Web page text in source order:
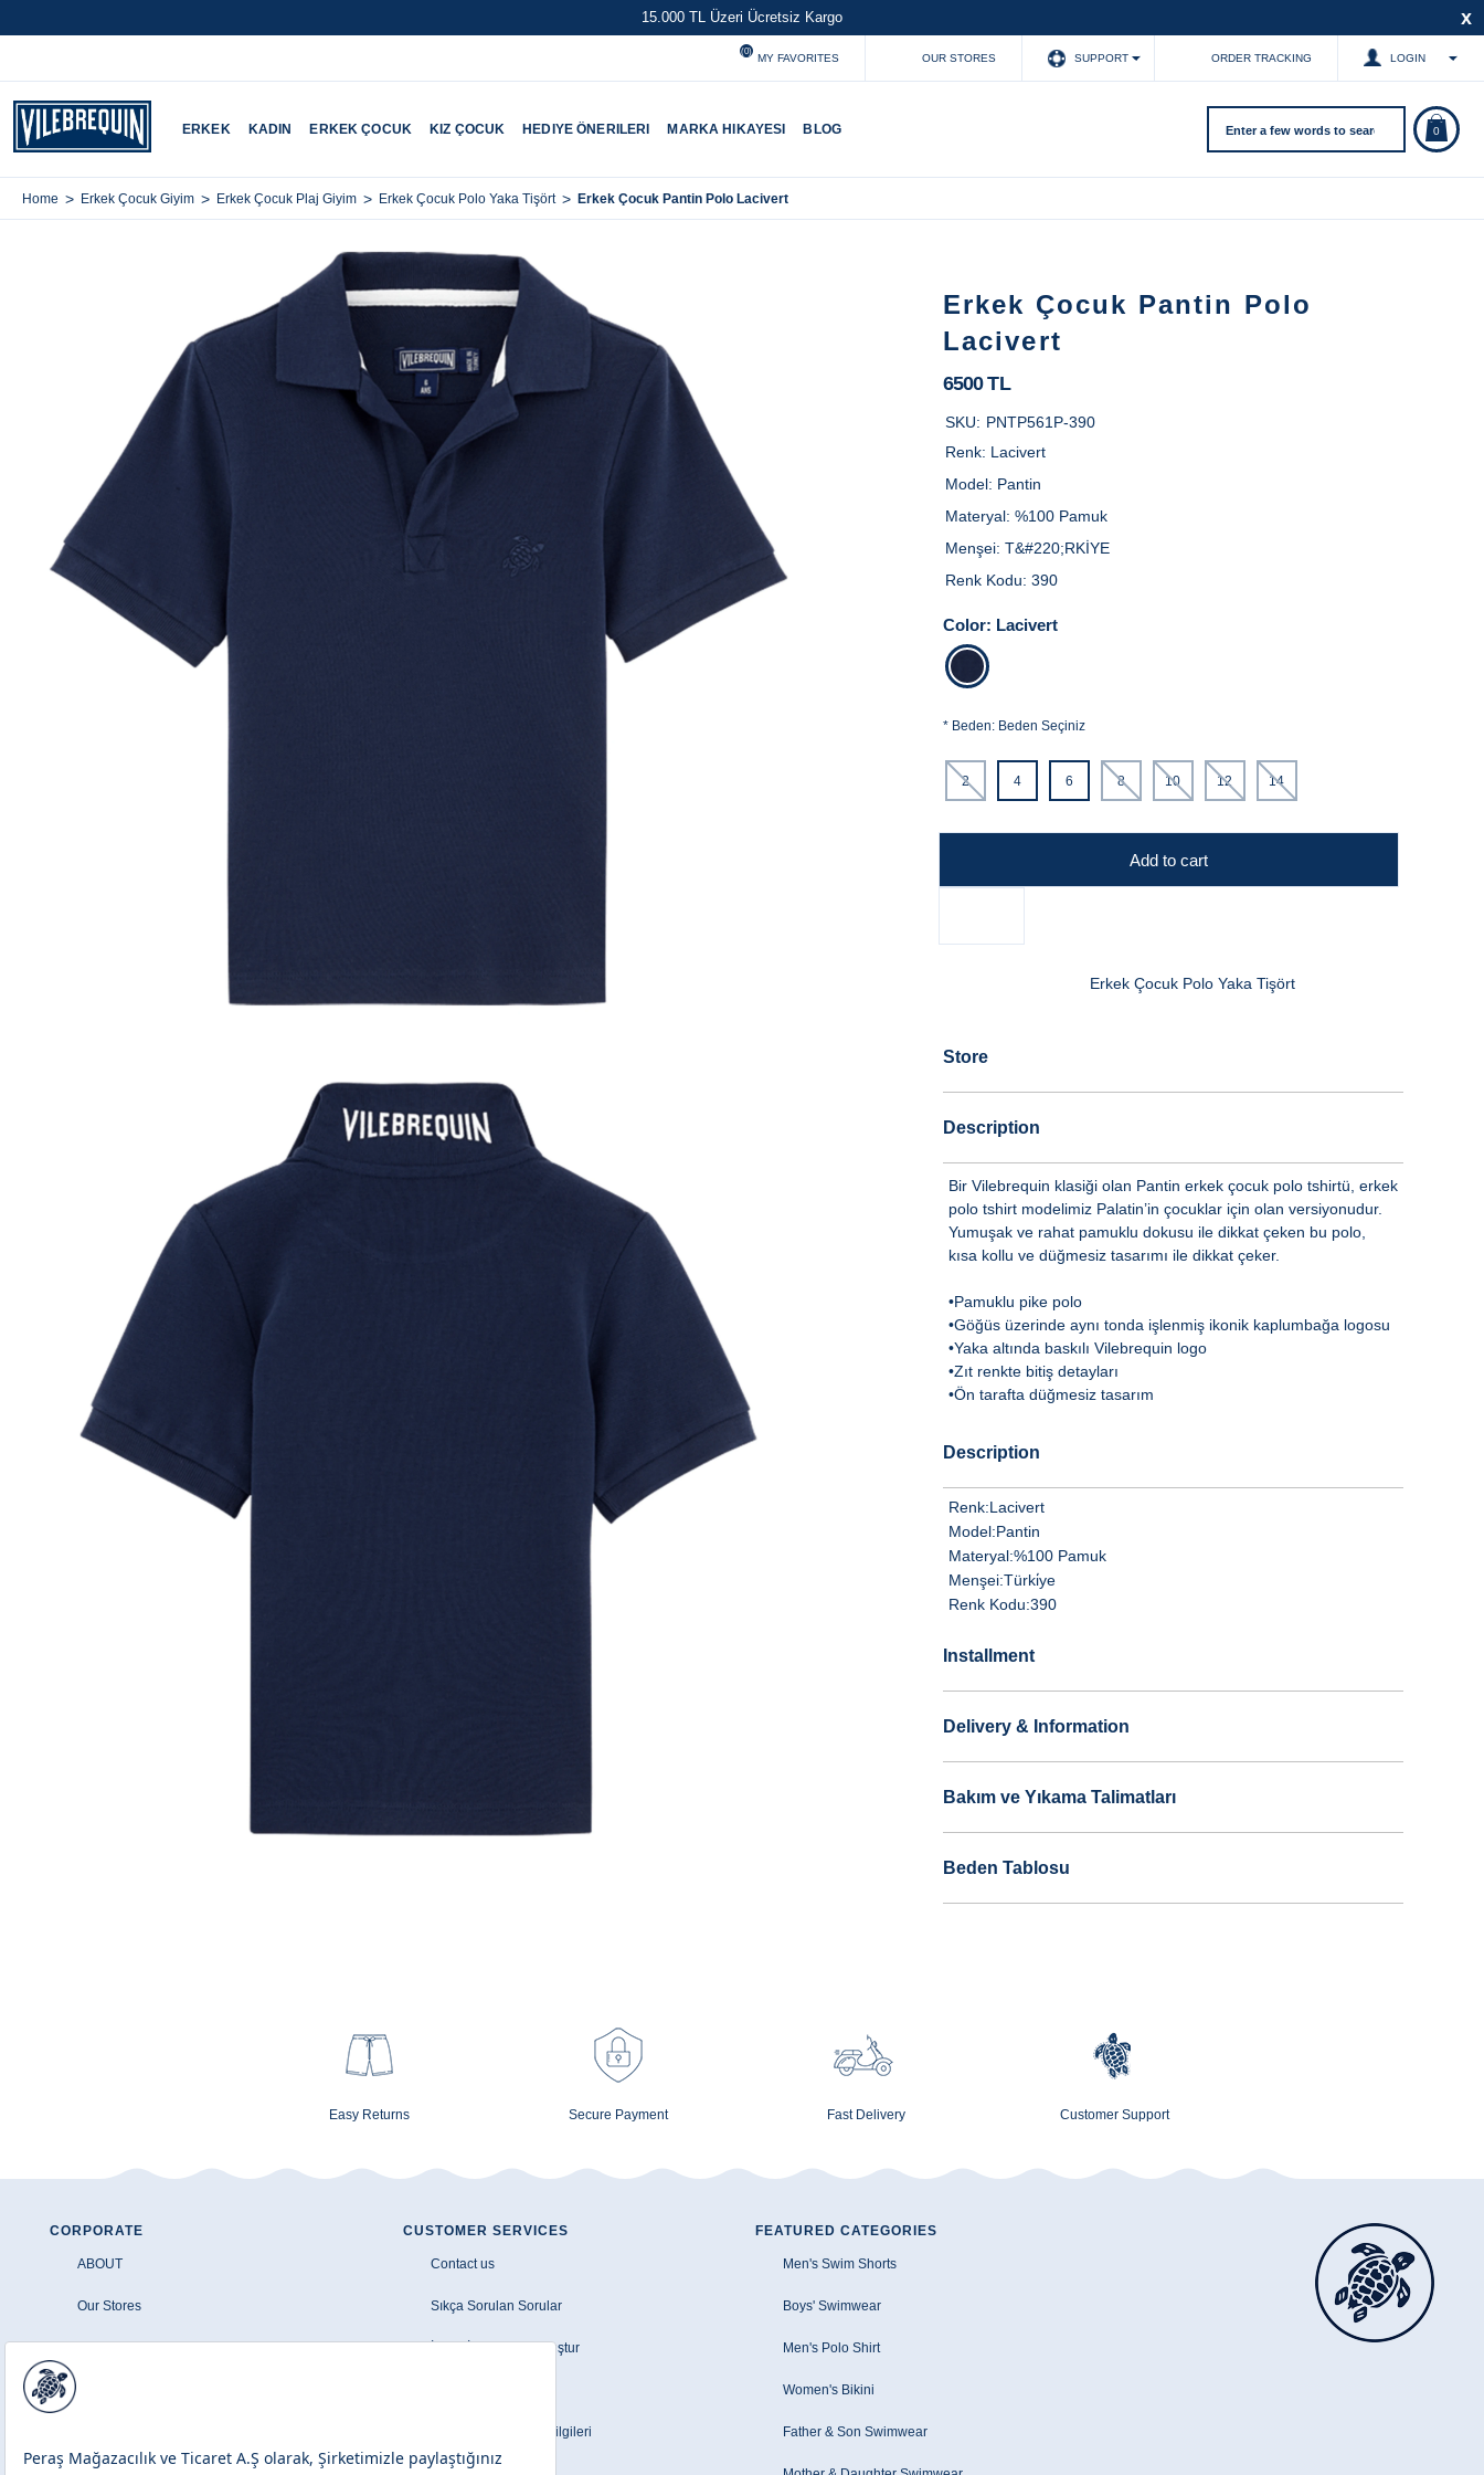
15.000 TL Üzeri Ücretsiz Kargo x
MY FAVORITES
(0)
OUR STORES SUPPORT ORDER TRACKING LOGIN
ERKEK KADIN ERKEK ÇOCUK KIZ ÇOCUK HEDIYE ÖNERILERI MARKA HIKAYESI BLOG 0
Home > Erkek Çocuk Giyim > Erkek Çocuk Plaj Giyim > Erkek Çocuk Polo Yaka Tişört > Erkek Çocuk Pantin Polo Lacivert
Erkek Çocuk Pantin Polo
Lacivert
6500 TL
SKU: PNTP561P-390
Renk: Lacivert
Model: Pantin
Materyal:%100 Pamuk
Menşei:T&#220;RKİYE
Renk Kodu:390
Color: Lacivert
*Beden: Beden Seçiniz
2 4 6 8 10 12 14
Add to cart
Erkek Çocuk Polo Yaka Tişört
Store
Description
Bir Vilebrequin klasiği olan Pantin erkek çocuk polo tshirtü, erkek
polo tshirt modelimiz Palatin’in çocuklar için olan versiyonudur.
Yumuşak ve rahat pamuklu dokusu ile dikkat çeken bu polo,
kısa kollu ve düğmesiz tasarımı ile dikkat çeker.
•Pamuklu pike polo
•Göğüs üzerinde aynı tonda işlenmiş ikonik kaplumbağa logosu
•Yaka altında baskılı Vilebrequin logo
•Zıt renkte bitiş detayları
•Ön tarafta düğmesiz tasarım
Description
Renk:Lacivert
Model:Pantin
Materyal:%100 Pamuk
Menşei:Türki̇ye
Renk Kodu:390
Installment
Delivery & Information
Bakım ve Yıkama Talimatları
Beden Tablosu
Easy Returns Secure Payment Fast Delivery Customer Support
CORPORATE
ABOUT
Our Stores
CUSTOMER SERVICES
Contact us
Sıkça Sorulan Sorular
İptal - İade Talebi Oluştur
Banka Havale/EFT Bilgileri
FEATURED CATEGORIES
Men's Swim Shorts
Boys' Swimwear
Men's Polo Shirt
Women's Bikini
Father & Son Swimwear